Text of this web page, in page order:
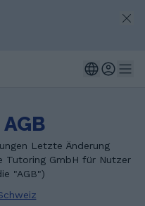
Letzte Änderung
Tutoring GmbH für Nutzer
"AGB")